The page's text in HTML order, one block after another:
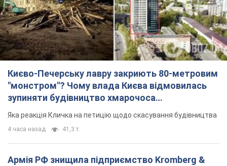
Києво-Печерську лавру закриють 80-метровим
"монстром"? Чому влада Києва відмовилась
зупиняти будівництво хмарочоса
"московського вірянина"
Яка реакція Кличка на петицію щодо скасування будівництва
4 часа назад 41,3 т.
Армія РФ знищила підприємство Kromberg &